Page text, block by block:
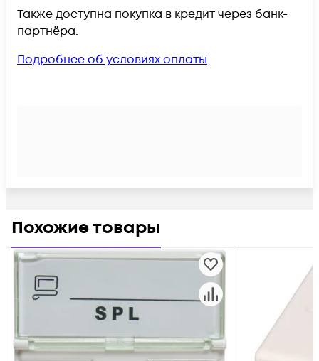
Также доступна покупка в кредит через банк-
партнёра.
Подробнее об условиях оплаты
Похожие товары